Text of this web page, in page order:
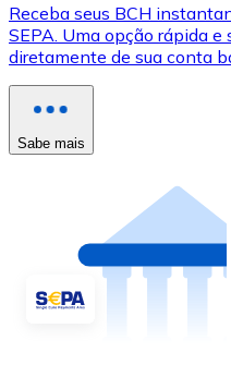
Receba seus BCH
SEPA. Uma opção rápida e
diretamente de sua conta
Sabe mais